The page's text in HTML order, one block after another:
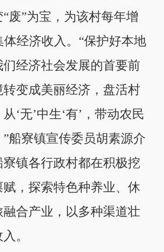
废”为宝，为该村每年增
体经济收入。“保护好本地
经济社会发展的首要前
变成美丽经济，盘活村
‘无’中生‘有’，带动农民
船寮镇宣传委员胡素源介
镇各行政村都在积极挖
，探索特色种养业、休
合产业，以多种渠道壮
。